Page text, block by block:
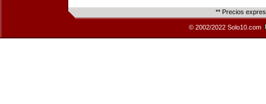
** Precios
© 2002/2022 Solo10.com